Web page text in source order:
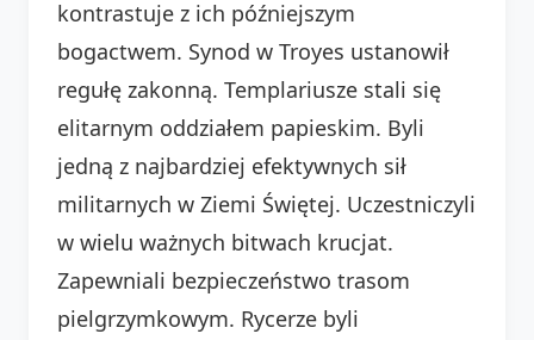
kontrastuje z ich późniejszym
bogactwem. Synod w Troyes ustanowił
regułę zakonną. Templariusze stali się
elitarnym oddziałem papieskim. Byli
jedną z najbardziej efektywnych sił
militarnych w Ziemi Świętej. Uczestniczyli
w wielu ważnych bitwach krucjat.
Zapewniali bezpieczeństwo trasom
pielgrzymkowym. Rycerze byli